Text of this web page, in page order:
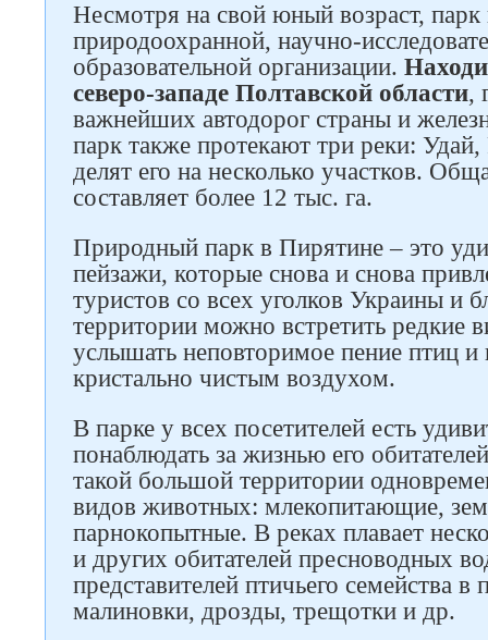
Несмотря на свой юный возраст, парк
природоохранной, научно-
образовательной организации.
северо-западе Полтавской области,
важнейших автодорог страны и
парк также протекают три реки:
делят его на несколько участков.
составляет более 12 тыс. га.
Природный парк в Пирятине – это
пейзажи, которые снова и снова
туристов со всех уголков Украины и
территории можно встретить редкие
услышать неповторимое пение птиц
кристально чистым воздухом.
В парке у всех посетителей есть
понаблюдать за жизнью его
такой большой территории
видов животных: млекопитающие,
парнокопытные. В реках плавает
и других обитателей пресноводных
представителей птичьего семейства в
малиновки, дрозды, трещотки и др.
Следите за нами в соцсетях